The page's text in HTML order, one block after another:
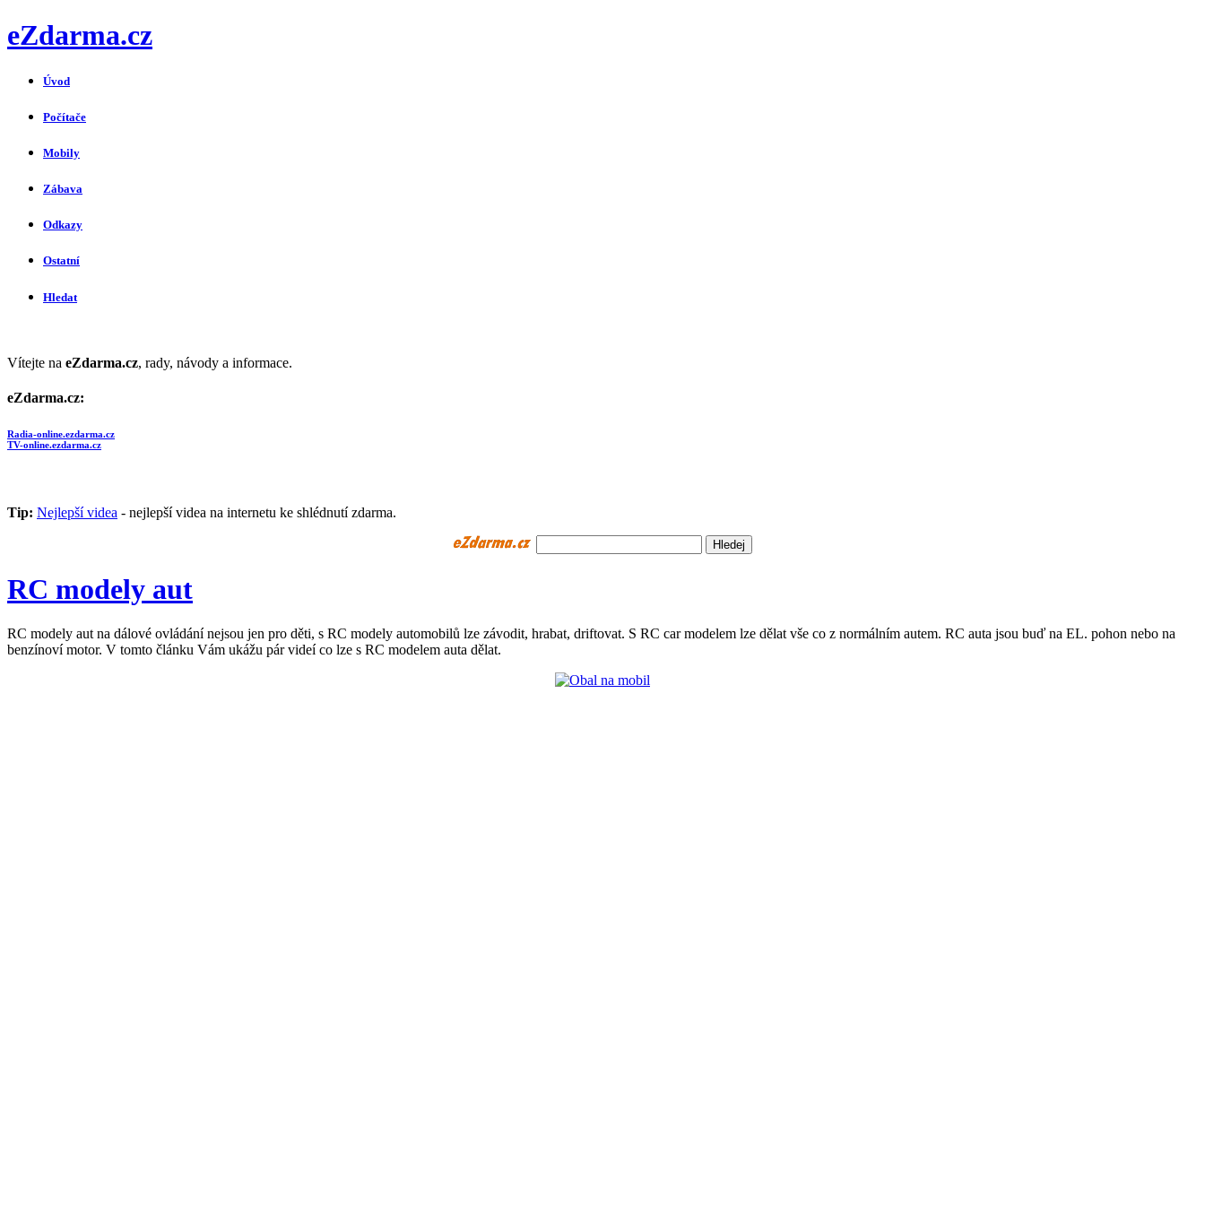
eZdarma.cz
Úvod
Počítače
Mobily
Zábava
Odkazy
Ostatní
Hledat
Vítejte na eZdarma.cz, rady, návody a informace.
eZdarma.cz:
Radia-online.ezdarma.cz
TV-online.ezdarma.cz
Tip: Nejlepší videa - nejlepší videa na internetu ke shlédnutí zdarma.
RC modely aut
RC modely aut na dálové ovládání nejsou jen pro děti, s RC modely automobilů lze závodit, hrabat, driftovat. S RC car modelem lze dělat vše co z normálním autem. RC auta jsou buď na EL. pohon nebo na
benzínoví motor. V tomto článku Vám ukážu pár videí co lze s RC modelem auta dělat.